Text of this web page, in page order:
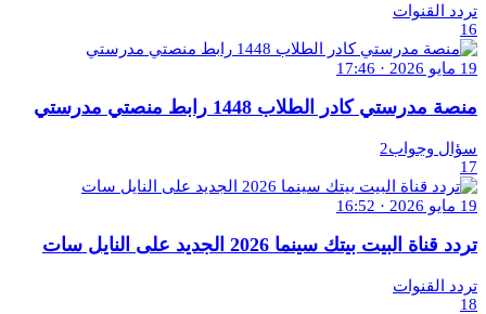
تردد القنوات
16
19 مايو 2026 · 17:46
منصة مدرستي كادر الطلاب 1448 رابط منصتي مدرستي
سؤال وجواب2
17
19 مايو 2026 · 16:52
تردد قناة البيت بيتك سينما 2026 الجديد على النايل سات
تردد القنوات
18